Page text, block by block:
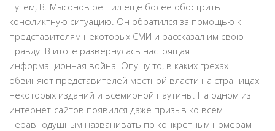
путем, В. Мысонов решил еще более обострить
конфликтную ситуацию. Он обратился за помощью к
представителям некоторых СМИ и рассказал им свою
правду. В итоге развернулась настоящая
информационная война. Опущу то, в каких грехах
обвиняют представителей местной власти на страницах
некоторых изданий и всемирной паутины. На одном из
интернет-сайтов появился даже призыв ко всем
неравнодушным названивать по конкретным номерам